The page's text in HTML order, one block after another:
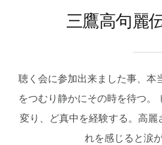
三鷹高句麗
聴く会に参加出来ました事、本
をつむり静かにその時を待つ
変り、ど真中を経験する。高
れを感じると涙